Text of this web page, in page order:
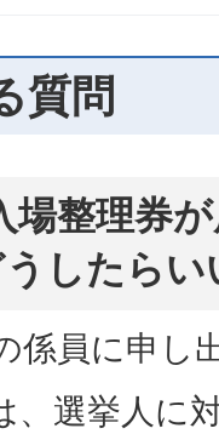
質問
場整理券
したら
係員に申し
、選挙人に